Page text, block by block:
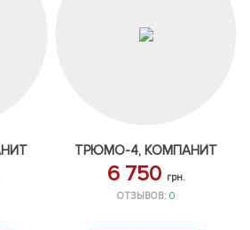
ТРЮМО-4, КОМПАНИТ
6 750 грн.
ОТЗЫВОВ:0